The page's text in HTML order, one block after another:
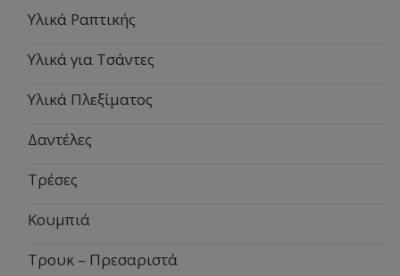
Υλικά Ραπτικής
Υλικά για Τσάντες
Υλικά Πλεξίματος
Δαντέλες
Τρέσες
Κουμπιά
Τρουκ – Πρεσαριστά